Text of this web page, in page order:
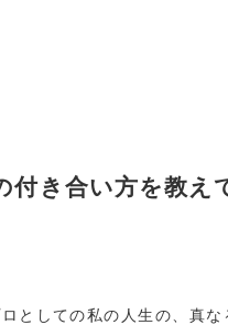
付き合い方を教え
としての私の人生の、真な